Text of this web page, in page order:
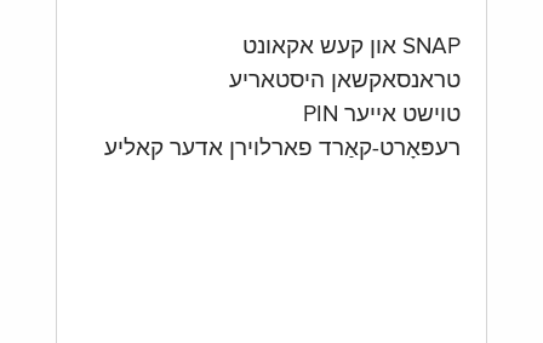
SNAP און קעש אקאונט
טראנסאקשאן היסטאריע
טוישט אייער PIN
רעפּאָרט-קאַרד פארלוירן אדער קאליע